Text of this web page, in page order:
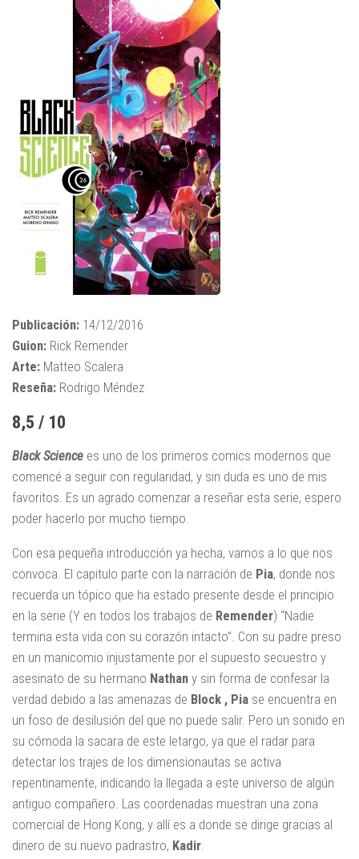
Publicación: 14/12/2016
Guion: Rick Remender
Arte: Matteo Scalera
Reseña: Rodrigo Méndez
8,5 / 10
Black Science es uno de los primeros comics modernos que
comencé a seguir con regularidad, y sin duda es uno de mis
favoritos. Es un agrado comenzar a reseñar esta serie, espero
poder hacerlo por mucho tiempo.
Con esa pequeña introducción ya hecha, vamos a lo que nos
convoca. El capitulo parte con la narración de Pia, donde nos
recuerda un tópico que ha estado presente desde el principio
en la serie (Y en todos los trabajos de Remender) “Nadie
termina esta vida con su corazón intacto”. Con su padre preso
en un manicomio injustamente por el supuesto secuestro y
asesinato de su hermano Nathan y sin forma de confesar la
verdad debido a las amenazas de Block , Pia se encuentra en
un foso de desilusión del que no puede salir. Pero un sonido en
su cómoda la sacara de este letargo, ya que el radar para
detectar los trajes de los dimensionautas se activa
repentinamente, indicando la llegada a este universo de algún
antiguo compañero. Las coordenadas muestran una zona
comercial de Hong Kong, y allí es a donde se dirige gracias al
dinero de su nuevo padrastro, Kadir.